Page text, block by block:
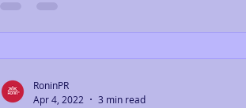
RoninPR
Apr 4, 2022
3 min read